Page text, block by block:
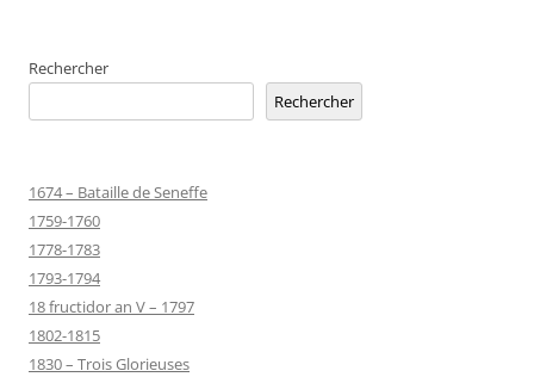
Rechercher
Rechercher
1674 – Bataille de Seneffe
1759-1760
1778-1783
1793-1794
18 fructidor an V – 1797
1802-1815
1830 – Trois Glorieuses